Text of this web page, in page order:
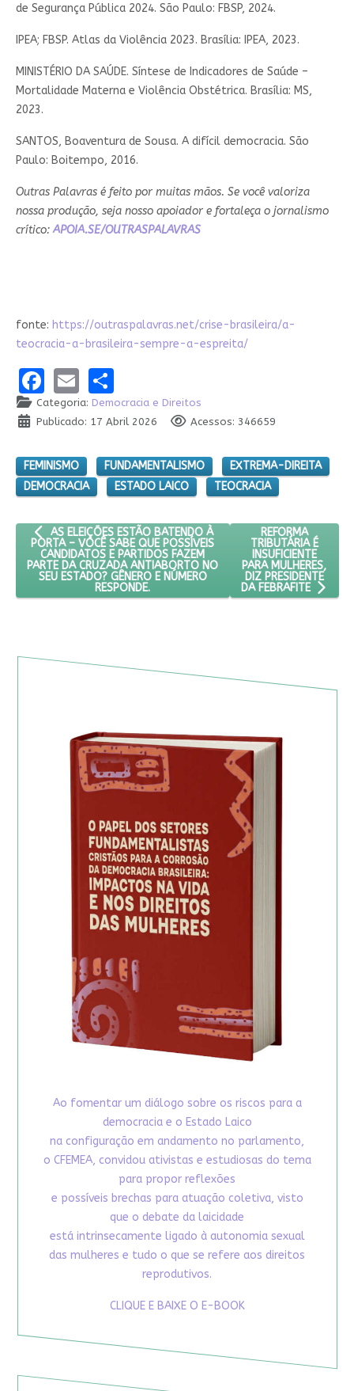
de Segurança Pública 2024. São Paulo: FBSP, 2024.
IPEA; FBSP. Atlas da Violência 2023. Brasília: IPEA, 2023.
MINISTÉRIO DA SAÚDE. Síntese de Indicadores de Saúde –
Mortalidade Materna e Violência Obstétrica. Brasília: MS,
2023.
SANTOS, Boaventura de Sousa. A difícil democracia. São
Paulo: Boitempo, 2016.
Outras Palavras é feito por muitas mãos. Se você valoriza
nossa produção, seja nosso apoiador e fortaleça o jornalismo
crítico: APOIA.SE/OUTRASPALAVRAS
fonte: https://outraspalavras.net/crise-brasileira/a-
teocracia-a-brasileira-sempre-a-espreita/
Facebook
EmailShare
Categoria: Democracia e Direitos
Publicado: 17 Abril 2026
Acessos: 346659
FEMINISMO FUNDAMENTALISMO
EXTREMA-DIREITA
DEMOCRACIA
ESTADO LAICO TEOCRACIA
ARTIGO ANTERIOR: AS ELEIÇÕES ESTÃO BATENDO À PORTA –
AS ELEIÇÕES ESTÃO BATENDO À
PORTA – VOCÊ SABE QUE POSSÍVEIS
CANDIDATOS E PARTIDOS FAZEM
PARTE DA CRUZADA ANTIABORTO NO
SEU ESTADO? GÊNERO E NÚMERO
RESPONDE.
PRÓXIMO
REFORMA
TRIBUTÁRIA É
INSUFICIENTE
PARA MULHERES,
DIZ PRESIDENTE
DA FEBRAFITE
Ao fomentar um diálogo sobre os riscos para a
democracia e o Estado Laico
na configuração em andamento no parlamento,
o CFEMEA, convidou ativistas e estudiosas do tema
para propor reflexões
e possíveis brechas para atuação coletiva, visto
que o debate da laicidade
está intrinsecamente ligado à autonomia sexual
das mulheres e tudo o que se refere aos direitos
reprodutivos.
CLIQUE E BAIXE O E-BOOK